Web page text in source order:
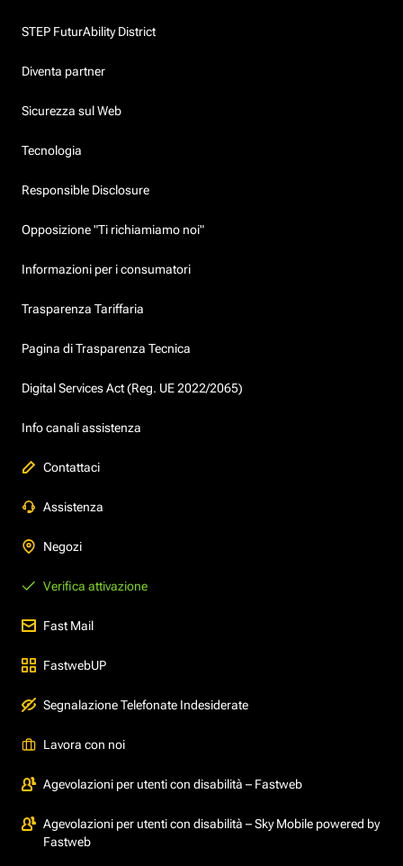
STEP FuturAbility District
Diventa partner
Sicurezza sul Web
Tecnologia
Responsible Disclosure
Opposizione "Ti richiamiamo noi"
Informazioni per i consumatori
Trasparenza Tariffaria
Pagina di Trasparenza Tecnica
Digital Services Act (Reg. UE 2022/2065)
Info canali assistenza
Contattaci
Assistenza
Negozi
Verifica attivazione
Fast Mail
FastwebUP
Segnalazione Telefonate Indesiderate
Lavora con noi
Agevolazioni per utenti con disabilità – Fastweb
Agevolazioni per utenti con disabilità – Sky Mobile powered by
Fastweb